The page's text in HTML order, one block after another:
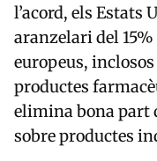
l’acord, els
aranzelari del
europeus,
productes
elimina bona part
sobre productes